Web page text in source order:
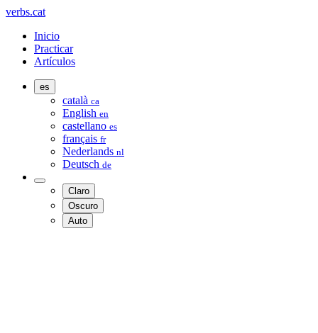
verbs.cat
Inicio
Practicar
Artículos
es
català ca
English en
castellano es
français fr
Nederlands nl
Deutsch de
Claro
Oscuro
Auto